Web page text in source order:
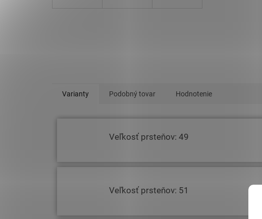
Varianty Podobný tovar Hodnotenie
Veľkosť prsteňov: 49
Veľkosť prsteňov: 51